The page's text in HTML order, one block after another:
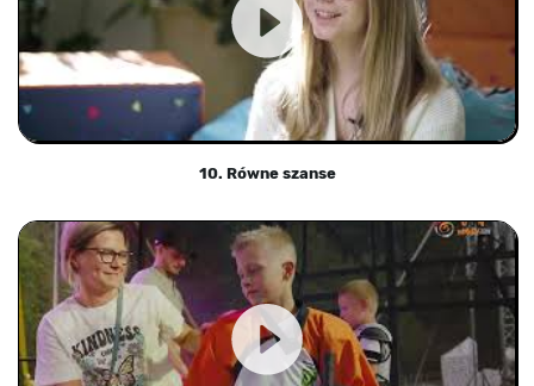
10. Równe szanse